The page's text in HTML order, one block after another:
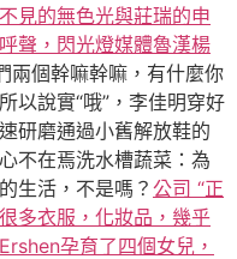
見的無色光與莊瑞的申
聲，閃光燈媒體魯漢楊
兩個幹嘛幹嘛，有什麼你
以說實“哦”，李佳明穿好
研磨通過小舊解放鞋的
不在焉洗水槽蔬菜：為
生活，不是嗎？公司 “正
多衣服，化妝品，幾乎
孕育了四個女兒，